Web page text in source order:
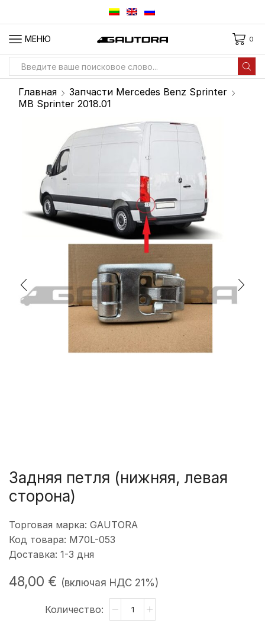
МЕНЮ 0
Вход
поиска
Главная
Запчасти Mercedes Benz Sprinter
MB Sprinter 2018.01
Задняя петля (нижняя, левая
сторона)
Торговая марка: GAUTORA
Код товара: M70L-053
Доставка: 1-3 дня
48,00 € (включая НДС 21%)
Количество